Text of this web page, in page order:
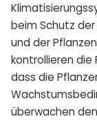
beim Schutz
und der
kontrollieren die
dass die
überwachen